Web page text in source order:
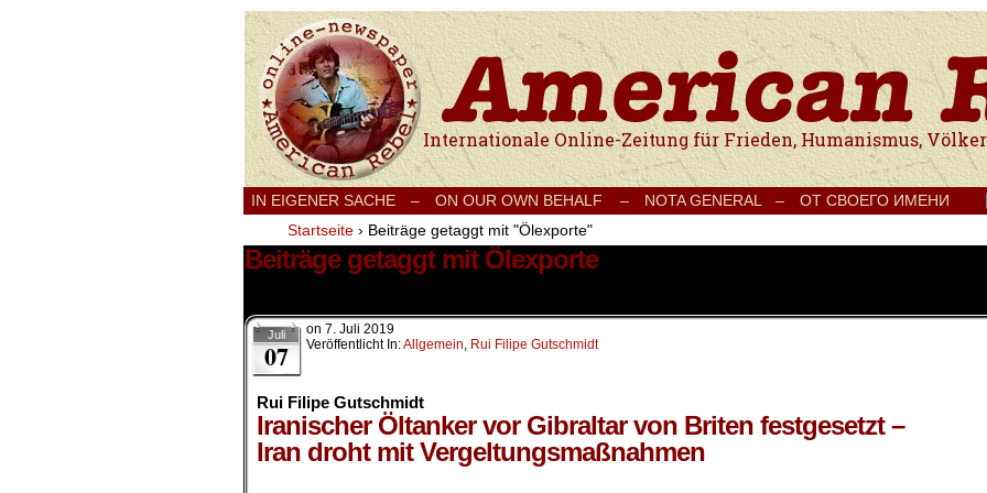
Internationale Onlinezeitung für Frieden, Humanismus, Völkerverständigung und
IN EIGENER SACHE – ON OUR OWN BEHALF – NOTA GENERAL – ОТ СВОЕГО ИМЕНИ
Startseite › Beiträge getaggt mit "Ölexporte"
Beiträge getaggt mit Ölexporte
Juli
07
on 7. Juli 2019
Veröffentlicht In:Allgemein, Rui Filipe Gutschmidt
Rui Filipe Gutschmidt
Iranischer Öltanker vor Gibraltar von Briten festgesetzt –
Iran droht mit Vergeltungsmaßnahmen